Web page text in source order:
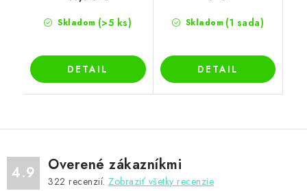
Skladom (>5 ks)
DETAIL
Skladom (1 sada)
DETAIL
4.9 Overené zákazníkmi
322 recenzií. Zobraziť všetky recenzie